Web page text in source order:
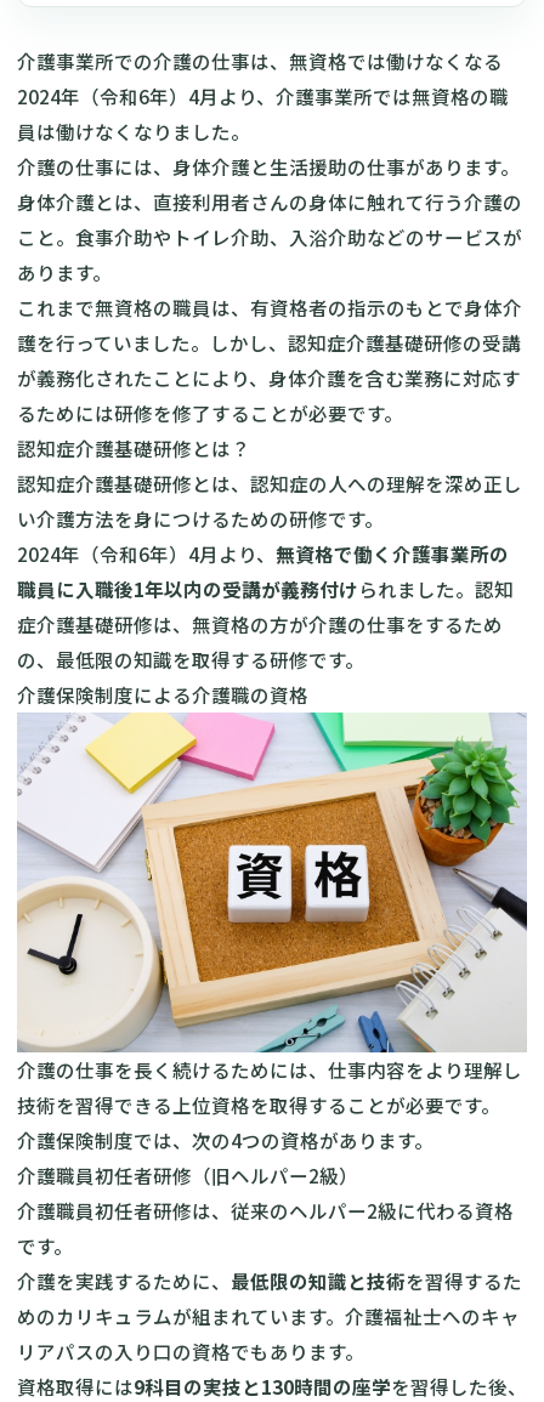
介護事業所での介護の仕事は、無資格では働けなくなる
2024年（令和6年）4月より、介護事業所では無資格の職
員は働けなくなりました。
介護の仕事には、身体介護と生活援助の仕事があります。
身体介護とは、直接利用者さんの身体に触れて行う介護の
こと。食事介助やトイレ介助、入浴介助などのサービスが
あります。
これまで無資格の職員は、有資格者の指示のもとで身体介
護を行っていました。しかし、認知症介護基礎研修の受講
が義務化されたことにより、身体介護を含む業務に対応す
るためには研修を修了することが必要です。
認知症介護基礎研修とは？
認知症介護基礎研修とは、認知症の人への理解を深め正し
い介護方法を身につけるための研修です。
2024年（令和6年）4月より、 無資格で働く介護事業所の
職員に入職後1年以内の受講が義務付けられました。認知
症介護基礎研修は、無資格の方が介護の仕事をするため
の、最低限の知識を取得する研修です。
介護保険制度による介護職の資格
介護の仕事を長く続けるためには、仕事内容をより理解し
技術を習得できる上位資格を取得することが必要です。
介護保険制度では、次の4つの資格があります。
介護職員初任者研修（旧ヘルパー2級）
介護職員初任者研修は、従来のヘルパー2級に代わる資格
です。
介護を実践するために、 最低限の知識と技術を習得するた
めのカリキュラムが組まれています。介護福祉士へのキャ
リアパスの入り口の資格でもあります。
資格取得には9科目の実技と130時間の座学を習得した後、